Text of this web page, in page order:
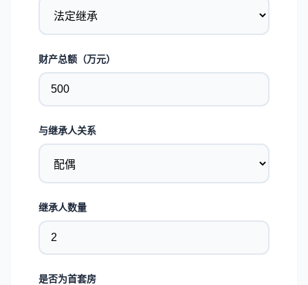
财产总额（万元）
与继承人关系
继承人数量
是否为首套房